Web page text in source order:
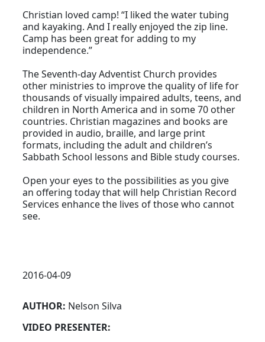
Christian loved camp! “I liked the water tubing
and kayaking. And I really enjoyed the zip line.
Camp has been great for adding to my
independence.”
The Seventh-day Adventist Church provides
other ministries to improve the quality of life for
thousands of visually impaired adults, teens, and
children in North America and in some 70 other
countries. Christian magazines and books are
provided in audio, braille, and large print
formats, including the adult and children’s
Sabbath School lessons and Bible study courses.
Open your eyes to the possibilities as you give
an offering today that will help Christian Record
Services enhance the lives of those who cannot
see.
2016-04-09
AUTHOR: Nelson Silva
VIDEO PRESENTER: